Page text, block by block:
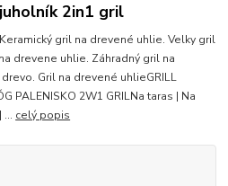
2in1 gril
gril na drevené uhlie. Velky gril
drevene uhlie. Záhradný gril na
Gril na drevené uhlieGRILL
PALENISKO 2W1 GRILNa taras | Na
... celý popis